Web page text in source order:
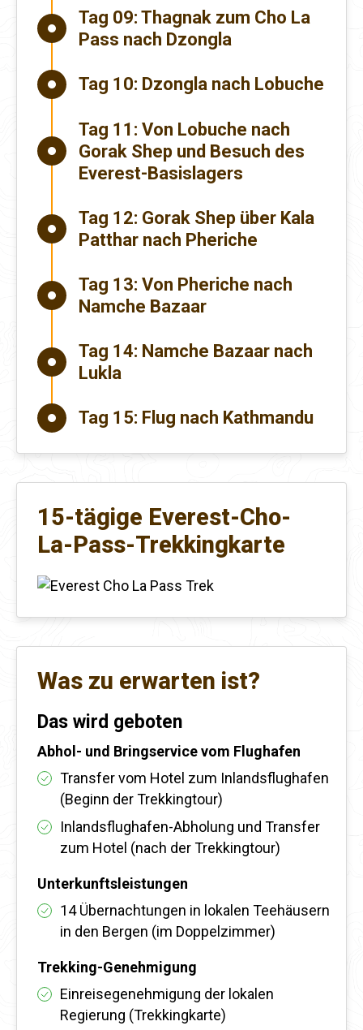
Tag 09: Thagnak zum Cho La
Pass nach Dzongla
Tag 10: Dzongla nach Lobuche
Tag 11: Von Lobuche nach
Gorak Shep und Besuch des
Everest-Basislagers
Tag 12: Gorak Shep über Kala
Patthar nach Pheriche
Tag 13: Von Pheriche nach
Namche Bazaar
Tag 14: Namche Bazaar nach
Lukla
Tag 15: Flug nach Kathmandu
15-tägige Everest-Cho-
La-Pass-Trekkingkarte
Was zu erwarten ist?
Das wird geboten
Abhol- und Bringservice vom Flughafen
Transfer vom Hotel zum Inlandsflughafen
(Beginn der Trekkingtour)
Inlandsflughafen-Abholung und Transfer
zum Hotel (nach der Trekkingtour)
Unterkunftsleistungen
14 Übernachtungen in lokalen Teehäusern
in den Bergen (im Doppelzimmer)
Trekking-Genehmigung
Einreisegenehmigung der lokalen
Regierung (Trekkingkarte)